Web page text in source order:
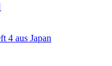
4 aus Japan